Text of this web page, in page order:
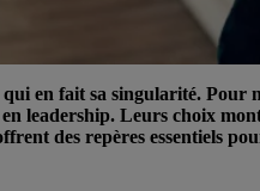
qui en fait sa singularité. Pour
leadership. Leurs choix
des repères essentiels